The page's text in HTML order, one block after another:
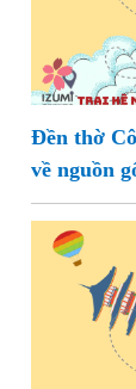
Đền thờ
về nguồn